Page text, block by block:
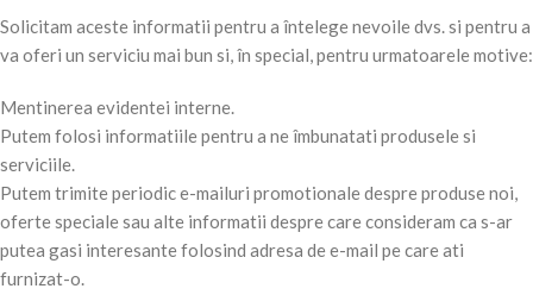
Solicitam aceste informatii pentru a întelege nevoile dvs. si pentru a
va oferi un serviciu mai bun si, în special, pentru urmatoarele motive:
Mentinerea evidentei interne.
Putem folosi informatiile pentru a ne îmbunatati produsele si
serviciile.
Putem trimite periodic e-mailuri promotionale despre produse noi,
oferte speciale sau alte informatii despre care consideram ca s-ar
putea gasi interesante folosind adresa de e-mail pe care ati
furnizat-o.